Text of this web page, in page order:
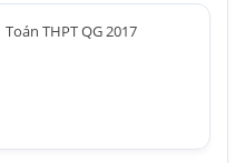
Toán THPT QG 2017